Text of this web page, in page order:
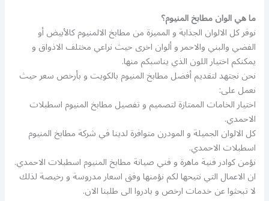
ما هي الوان مطابخ المنيوم؟
نوفر كل الالوان الجذابة و المميزة من مطابخ الالمنيوم كالأبيض أو
الفضي والبني والاحمر و ألوان اخرى حيث نراعي مختلف الاذواق و
يمكنكم اختيار اللون الذي يناسبكم منها.
نحن نجتهد لتقديم أفضل مطابخ المنيوم بالكويت و بأرخص سعر حيث
نعمل على:
اختيار الخامات الممتازة لتصميم و تفصيل مطابخ المنيوم اسطبلات
الاحمدي.
كل الالوان الجميلة و المودرن متوافرة لدينا في شركة مطابخ المنيوم
اسطبلات الاحمدي.
نؤمن كوادر فنية ماهرة و فني صيانة مطابخ المنيوم اسطبلات الاحمدي.
ان الاعمال التي نتيحها لكم نؤمنها وفق اسعار مدروسة و رخيصة لذلك
لا تبحثوا عن خدمات ارخص و بادروا الى طلبنا الان.